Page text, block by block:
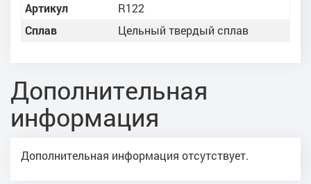
Артикул
R122
Сплав
Цельный твердый сплав
Дополнительная
информация
Дополнительная информация отсутствует.